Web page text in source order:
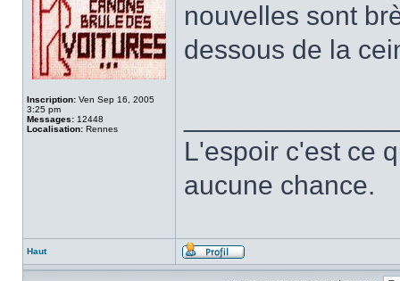
Inscription: Ven Sep 16, 2005
3:25 pm
Messages: 12448
Localisation: Rennes
nouvelles sont
dessous de la
L'espoir c'est ce
aucune chance.
Haut